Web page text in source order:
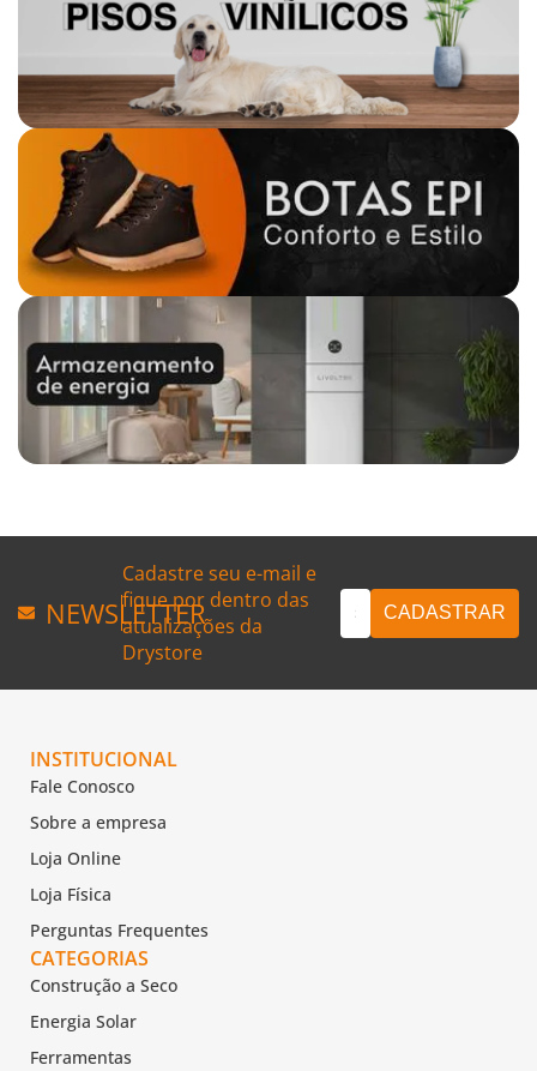
NEWSLETTER
Cadastre seu e-mail e
fique por dentro das
atualizações da
Drystore
INSTITUCIONAL
Fale Conosco
Sobre a empresa
Loja Online
Loja Física
Perguntas Frequentes
CATEGORIAS
Construção a Seco
Energia Solar
Ferramentas